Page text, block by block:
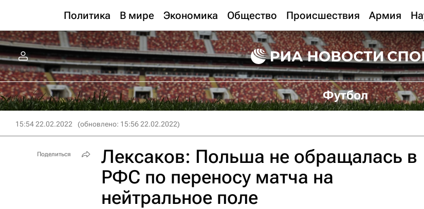
Политика В мире Экономика Общество Происшествия Армия
Футбол
15:54 22.02.2022 (обновлено: 15:56 22.02.2022)
Лексаков: Польша не обращалась в
РФС по переносу матча на
нейтральное поле
Поделиться